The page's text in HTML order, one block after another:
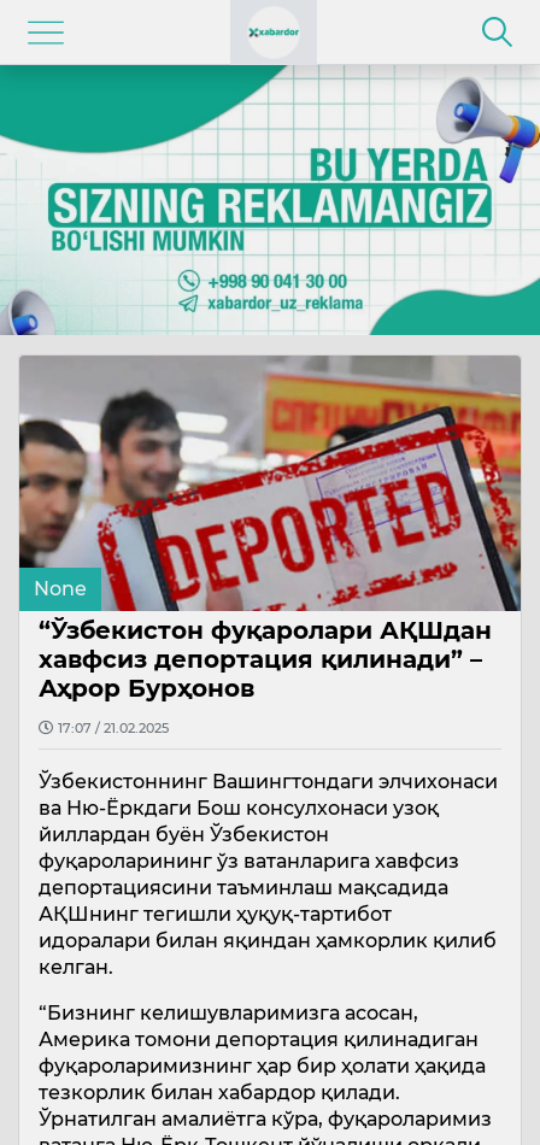
None
“Ўзбекистон фуқаролари АҚШдан
хавфсиз депортация қилинади” –
Аҳрор Бурҳонов
17:07 / 21.02.2025
Ўзбекистоннинг Вашингтондаги элчихонаси
ва Ню-Ёркдаги Бош консулхонаси узоқ
йиллардан буён Ўзбекистон
фуқароларининг ўз ватанларига хавфсиз
депортациясини таъминлаш мақсадида
АҚШнинг тегишли ҳуқуқ-тартибот
идоралари билан яқиндан ҳамкорлик қилиб
келган.
“Бизнинг келишувларимизга асосан,
Америка томони депортация қилинадиган
фуқароларимизнинг ҳар бир ҳолати ҳақида
тезкорлик билан хабардор қилади.
Ўрнатилган амалиётга кўра, фуқароларимиз